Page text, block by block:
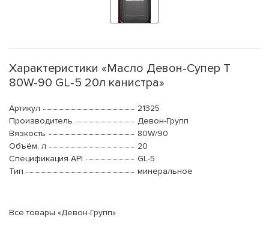
Характеристики «Масло Девон-Супер Т
80W-90 GL-5 20л канистра»
Артикул
21325
Производитель
Девон-Групп
Вязкость
80W/90
Объём, л
20
Спецификация API
GL-5
Тип
минеральное
Все товары «Девон-Групп»